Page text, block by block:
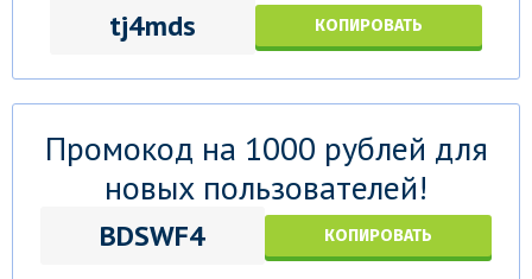
tj4mds КОПИРОВАТЬ
Промокод на 1000 рублей для
новых пользователей!
BDSWF4 КОПИРОВАТЬ